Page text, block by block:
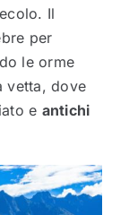
Il
per
le orme
vetta, dove
e antichi